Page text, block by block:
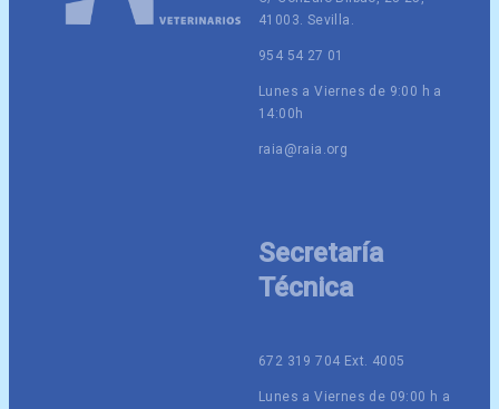
41003. Sevilla.
954 54 27 01
Lunes a Viernes de 9:00 h a
14:00h
raia@raia.org
Secretaría
Técnica
672 319 704 Ext. 4005
Lunes a Viernes de 09:00 h a